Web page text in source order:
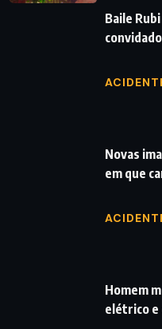
Baile
Novas
em que
Homem
elétrico e